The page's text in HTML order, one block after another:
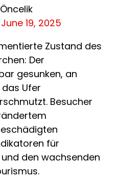
June 19, 2025
Zustand des
Der
gesunken, an
Ufer
Besucher
für
den wachsenden